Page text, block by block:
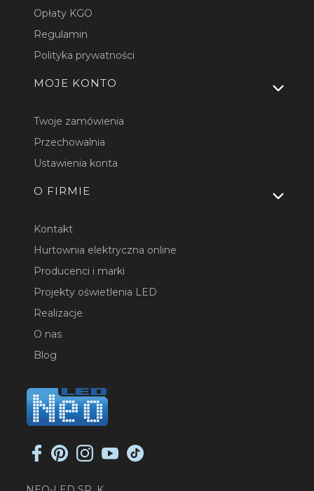
Opłaty KGO
Regulamin
Polityka prywatności
MOJE KONTO
Twoje zamówienia
Przechowalnia
Ustawienia konta
O FIRMIE
Kontakt
Hurtownia elektryczna online
Producenci i marki
Projekty oświetlenia LED
Realizacje
O nas
Blog